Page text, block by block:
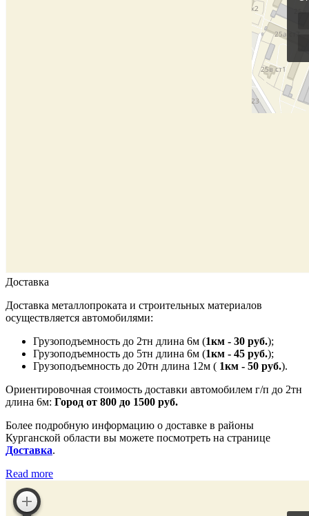
Доставка
Доставка металлопроката и строительных материалов
осуществляется автомобилями:
Грузоподъемность до 2тн длина 6м (1км - 30 руб.);
Грузоподъемность до 5тн длина 6м (1км - 45 руб.);
Грузоподъемность до 20тн длина 12м ( 1км - 50 руб.).
Ориентировочная стоимость доставки автомобилем г/п до 2тн
длина 6м: Город от 800 до 1500 руб.
Более подробную информацию о доставке в районы
Курганской области вы можете посмотреть на странице
Доставка.
Read more